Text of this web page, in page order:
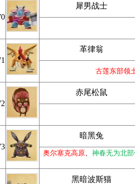
犀男战士
革律翁
古莲东部领
赤尾松鼠
暗黑兔
奥尔塞克高原、 神春无为北
黑暗波斯猫